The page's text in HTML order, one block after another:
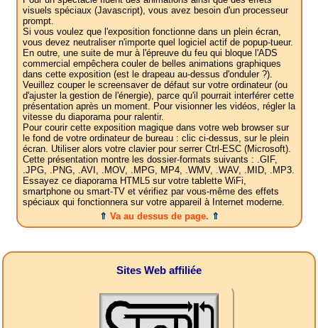
visuels spéciaux (Javascript), vous avez besoin d'un processeur
prompt.
Si vous voulez que l'exposition fonctionne dans un plein écran,
vous devez neutraliser n'importe quel logiciel actif de popup-tueur.
En outre, une suite de mur à l'épreuve du feu qui bloque l'ADS
commercial empêchera couler de belles animations graphiques
dans cette exposition (est le drapeau au-dessus d'onduler ?).
Veuillez couper le screensaver de défaut sur votre ordinateur (ou
d'ajuster la gestion de l'énergie), parce qu'il pourrait interférer cette
présentation après un moment. Pour visionner les vidéos, régler la
vitesse du diaporama pour ralentir.
Pour courir cette exposition magique dans votre web browser sur
le fond de votre ordinateur de bureau : clic ci-dessus, sur le plein
écran. Utiliser alors votre clavier pour serrer Ctrl-ESC (Microsoft).
Cette présentation montre les dossier-formats suivants : .GIF,
.JPG, .PNG, .AVI, .MOV, .MPG, MP4, .WMV, .WAV, .MID, .MP3.
Essayez ce diaporama HTML5 sur votre tablette WiFi,
smartphone ou smart-TV et vérifiez par vous-même des effets
spéciaux qui fonctionnera sur votre appareil à Internet moderne.
⇑ Va au dessus de page. ⇑
Sites Web affiliée